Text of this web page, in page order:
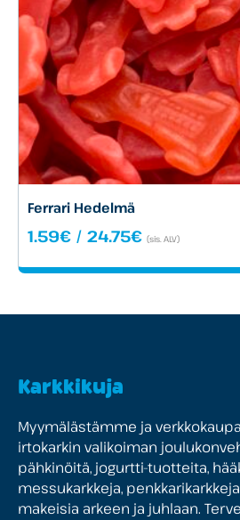
Ferrari Hedelmä
1.59€ / 24.75€Hintaluokka:
-
(sis. ALV)
Karkkikuja
Myymälästämme ja
irtokarkin valikoiman
pähkinöitä, jogurtti-tuotteita,
messukarkkeja,
makeisia arkeen ja juhlaan.